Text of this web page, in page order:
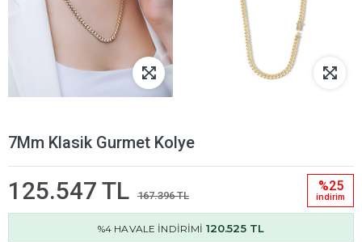
7Mm Klasik Gurmet Kolye
125.547 TL 167.396 TL
%25
i̇ndi̇ri̇m
%4 HAVALE İNDİRİMİ 120.525 TL